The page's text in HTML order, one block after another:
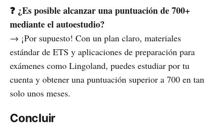
❓ ¿Es posible alcanzar una puntuación de 700+
mediante el autoestudio?
→ ¡Por supuesto! Con un plan claro, materiales
estándar de ETS y aplicaciones de preparación para
exámenes como Lingoland, puedes estudiar por tu
cuenta y obtener una puntuación superior a 700 en tan
solo unos meses.
Concluir